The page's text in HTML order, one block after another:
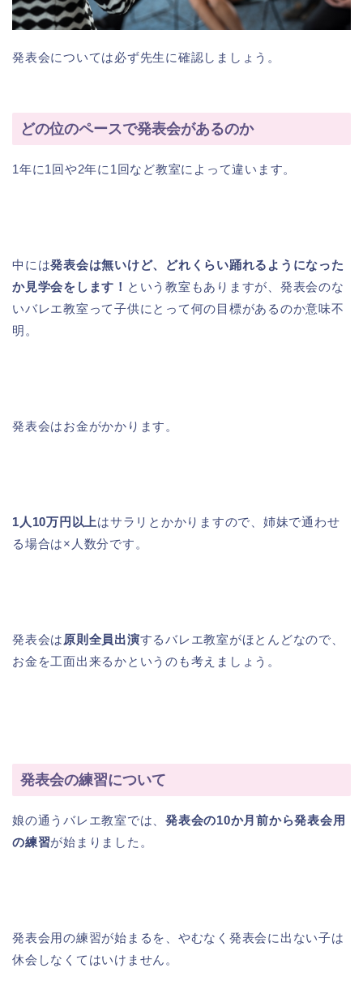
発表会については必ず先生に確認しましょう。
どの位のペースで発表会があるのか
1年に1回や2年に1回など教室によって違います。
中には発表会は無いけど、どれくらい踊れるようになった
か見学会をします！ という教室もありますが、発表会のな
いバレエ教室って子供にとって何の目標があるのか意味不
明。
発表会はお金がかかります。
1人10万円以上はサラリとかかりますので、姉妹で通わせ
る場合は×人数分です。
発表会は 原則全員出演するバレエ教室がほとんどなので、
お金を工面出来るかというのも考えましょう。
発表会の練習について
娘の通うバレエ教室では、発表会の10か月前から発表会用
の練習が始まりました。
発表会用の練習が始まるを、やむなく発表会に出ない子は
休会しなくてはいけません。